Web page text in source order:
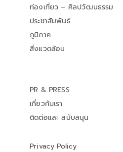
ท่องเที่ยว – ศิลปวัฒนธรรม
ประชาสัมพันธ์
ภูมิภาค
สิ่งแวดล้อม
PR & PRESS
เกี่ยวกับเรา
ติดต่อและ สนับสนุน
Privacy Policy